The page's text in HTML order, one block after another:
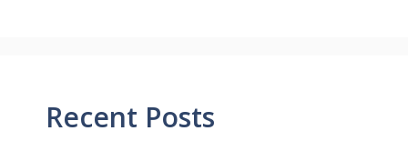
Recent Posts